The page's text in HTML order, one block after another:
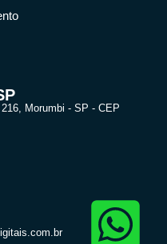
Morumbi - SP - CEP